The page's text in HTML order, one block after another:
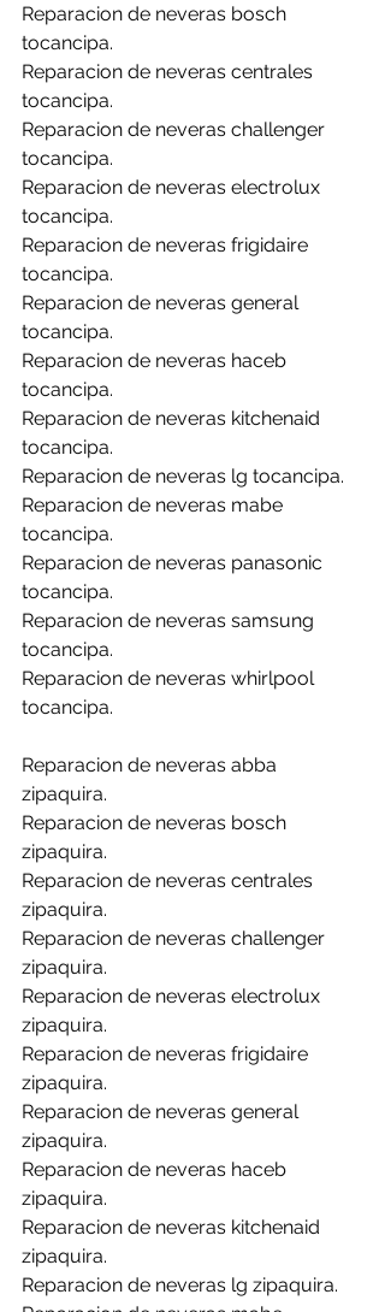
Reparacion de neveras bosch
tocancipa.
Reparacion de neveras centrales
tocancipa.
Reparacion de neveras challenger
tocancipa.
Reparacion de neveras electrolux
tocancipa.
Reparacion de neveras frigidaire
tocancipa.
Reparacion de neveras general
tocancipa.
Reparacion de neveras haceb
tocancipa.
Reparacion de neveras kitchenaid
tocancipa.
Reparacion de neveras lg tocancipa.
Reparacion de neveras mabe
tocancipa.
Reparacion de neveras panasonic
tocancipa.
Reparacion de neveras samsung
tocancipa.
Reparacion de neveras whirlpool
tocancipa.
Reparacion de neveras abba
zipaquira.
Reparacion de neveras bosch
zipaquira.
Reparacion de neveras centrales
zipaquira.
Reparacion de neveras challenger
zipaquira.
Reparacion de neveras electrolux
zipaquira.
Reparacion de neveras frigidaire
zipaquira.
Reparacion de neveras general
zipaquira.
Reparacion de neveras haceb
zipaquira.
Reparacion de neveras kitchenaid
zipaquira.
Reparacion de neveras lg zipaquira.